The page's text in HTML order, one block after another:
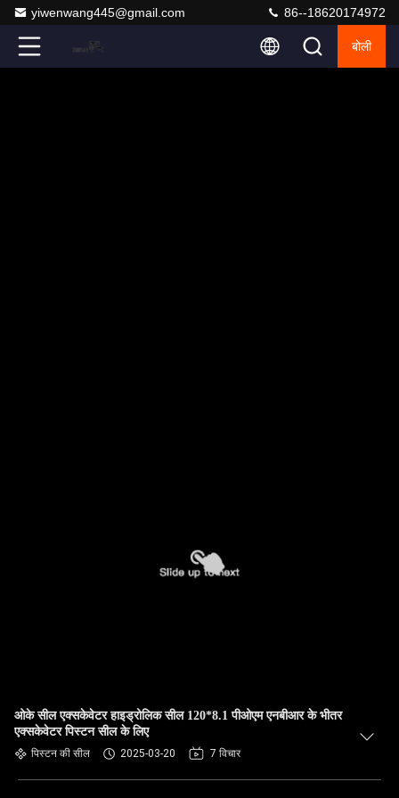
yiwenwang445@gmail.com 86--18620174972
बोली
ओके सील एक्सकेवेटर हाइड्रोलिक सील 120*8.1 पीओएम एनबीआर के भीतर
एक्सकेवेटर पिस्टन सील के लिए
पिस्टन की सील 2025-03-20 7 विचार